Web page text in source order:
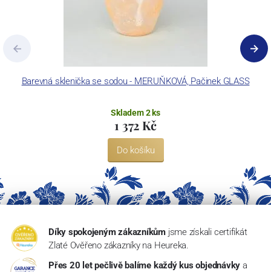
Barevná sklenička se sodou - MERUŇKOVÁ, Pačinek GLASS
Skladem 2 ks
1 372 Kč
Do košíku
Díky spokojeným zákazníkům jsme získali certifikát
Zlaté Ověřeno zákazníky na Heureka.
Přes 20 let pečlivě balíme každý kus objednávky a